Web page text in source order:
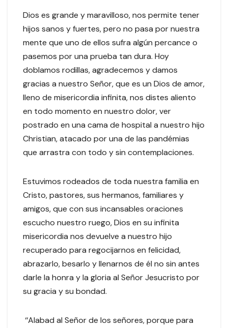
Dios es grande y maravilloso, nos permite tener
hijos sanos y fuertes, pero no pasa por nuestra
mente que uno de ellos sufra algún percance o
pasemos por una prueba tan dura. Hoy
doblamos rodillas, agradecemos y damos
gracias a nuestro Señor, que es un Dios de amor,
lleno de misericordia infinita, nos distes aliento
en todo momento en nuestro dolor, ver
postrado en una cama de hospital a nuestro hijo
Christian, atacado por una de las pandémias
que arrastra con todo y sin contemplaciones.
Estuvimos rodeados de toda nuestra familia en
Cristo, pastores, sus hermanos, familiares y
amigos, que con sus incansables oraciones
escucho nuestro ruego, Dios en su infinita
misericordia nos devuelve a nuestro hijo
recuperado para regocijarnos en felicidad,
abrazarlo, besarlo y llenarnos de él no sin antes
darle la honra y la gloria al Señor Jesucristo por
su gracia y su bondad.
‘‘Alabad al Señor de los señores, porque para